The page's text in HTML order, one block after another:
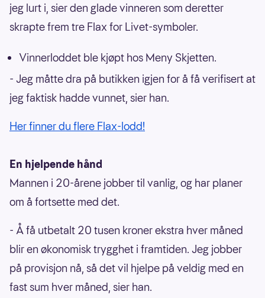
jeg lurt i, sier den glade vinneren som deretter
skrapte frem tre Flax for Livet-symboler.
Vinnerloddet ble kjøpt hos Meny Skjetten.
- Jeg måtte dra på butikken igjen for å få verifisert at
jeg faktisk hadde vunnet, sier han.
Her finner du flere Flax-lodd!
En hjelpende hånd
Mannen i 20-årene jobber til vanlig, og har planer
om å fortsette med det.
- Å få utbetalt 20 tusen kroner ekstra hver måned
blir en økonomisk trygghet i framtiden. Jeg jobber
på provisjon nå, så det vil hjelpe på veldig med en
fast sum hver måned, sier han.